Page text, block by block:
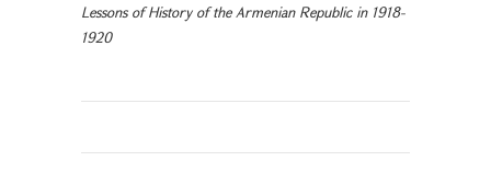
Lessons of History of the Armenian Republic in 1918-
1920